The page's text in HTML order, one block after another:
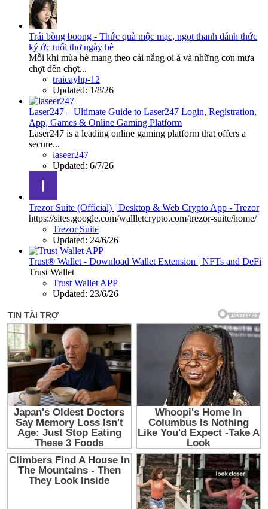
Trái bòng boong - Thức quà mộc mạc, ngọt thanh đánh thức
ký ức tuổi thơ ngày hè
Mỗi khi mùa hè mang theo cái nắng oi ả và những cơn mưa
chợt đến chợt...
traicayhp-12
Updated: 1/8/26
Laser247 – Ultimate Guide to Laser247 Login, Registration,
App, Games & Online Gaming Platform
Laser247 is a leading online gaming platform that offers a
secure...
laseer247
Updated: 6/7/26
Trezor Suite (Official) | Desktop & Web Crypto App - Trezor
https://sites.google.com/wallletcrypto.com/trezor-suite/home/
Trezor Suite
Updated: 24/6/26
Trust® Wallet - Download Wallet Extension | NFTs and DeFi
Trust Wallet
Trust Wallet APP
Updated: 23/6/26